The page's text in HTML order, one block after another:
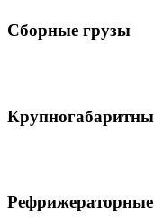
Сборные грузы